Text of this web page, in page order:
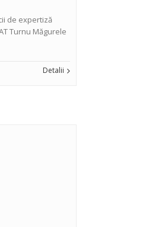
de expertiză
Turnu Măgurele
Detalii